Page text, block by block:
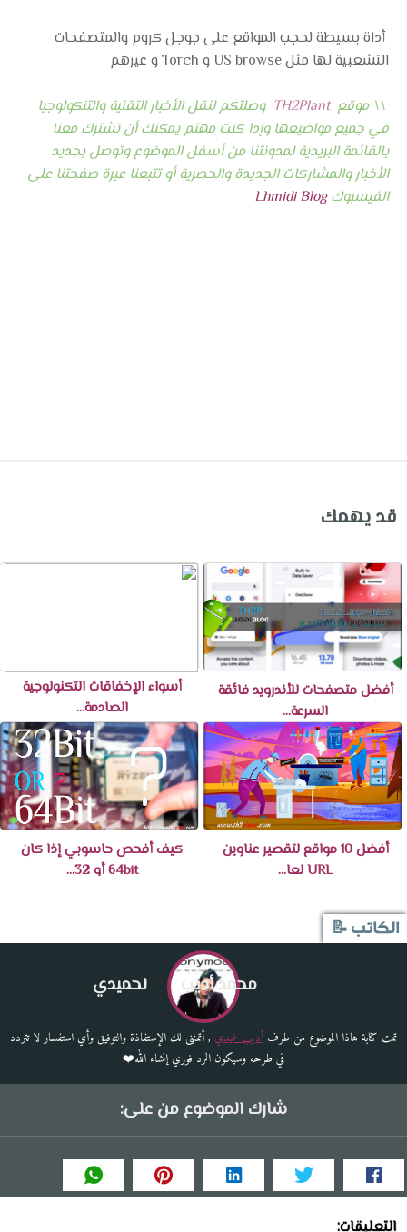
أداة بسيطة لحجب المواقع على جوجل كروم والمتصفحات
التشعبية لها مثل US browse و Torch و غيرهم
\\ موقع TH2Plant وصلتكم لنقل الأخبار التقنية والتنكولوجيا
في جميع مواضيعها وإدا كنت مهتم يمكنك أن تشترك معنا
بالقائمة البريدية لمدونتنا من أسفل الموضوع وتوصل بجديد
الأخبار والمشاركات الجديدة والحصرية أو تتبعنا عبرة صفحتنا على
الفيسبوكLhmidi Blog
قد يهمك
أسواء الإخفاقات التكنولوجية
الصادمة...
أفضل متصفحات للأندرويد فائقة
السرعة...
كيف أفحص حاسوبي إذا كان
64bit أو 32...
أفضل 10 مواقع لتقصير عناوين
URL لعا...
الكاتب 📝
محمد أديب لحميدي
تمت كتابة هاذا الموضوع من طرف أديب لحميدي , أتمننى لك الإستفاذة والتوفيق وأي استفسار لا تتردد
في طرحه وسيكون الرد فوري إنشاء الله❤️
شارك الموضوع من على:
التعليقات: